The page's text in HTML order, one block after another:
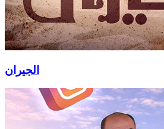
الجيران